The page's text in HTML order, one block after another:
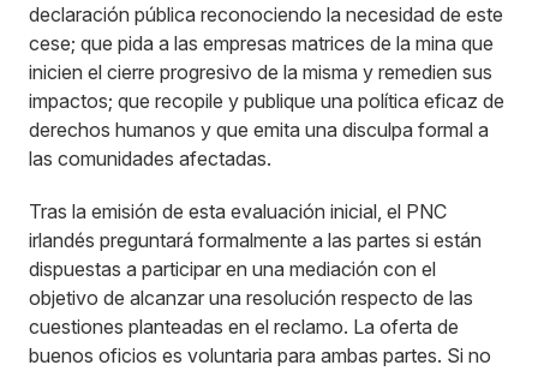
declaración pública reconociendo la necesidad de este
cese; que pida a las empresas matrices de la mina que
inicien el cierre progresivo de la misma y remedien sus
impactos; que recopile y publique una política eficaz de
derechos humanos y que emita una disculpa formal a
las comunidades afectadas.
Tras la emisión de esta evaluación inicial, el PNC
irlandés preguntará formalmente a las partes si están
dispuestas a participar en una mediación con el
objetivo de alcanzar una resolución respecto de las
cuestiones planteadas en el reclamo. La oferta de
buenos oficios es voluntaria para ambas partes. Si no